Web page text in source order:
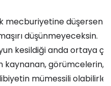
mecburiyetine düşersen
düşünmeyeceksin.
kesildiği anda ortaya
kaynanan, görümcelerin,
mümessili olabilirler.